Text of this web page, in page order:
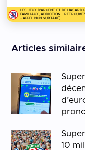
LES JEUX D'ARGENT ET DE HASARD
FAMILIAUX, ADDICTION...
- APPEL NON SURTAXÉ)
Articles
10